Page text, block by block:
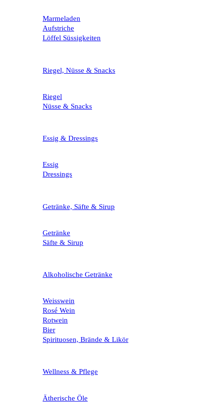
Marmeladen
Aufstriche
Löffel Süssigkeiten
Riegel, Nüsse & Snacks
Riegel
Nüsse & Snacks
Essig & Dressings
Essig
Dressings
Getränke, Säfte & Sirup
Getränke
Säfte & Sirup
Alkoholische Getränke
Weisswein
Rosé Wein
Rotwein
Bier
Spirituosen, Brände & Likör
Wellness & Pflege
Ätherische Öle